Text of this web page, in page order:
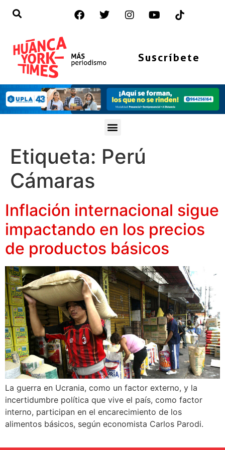
Suscríbete
Etiqueta: Perú
Cámaras
Inflación internacional sigue
impactando en los precios
de productos básicos
La guerra en Ucrania, como un factor externo, y la
incertidumbre política que vive el país, como factor
interno, participan en el encarecimiento de los
alimentos básicos, según economista Carlos Parodi.